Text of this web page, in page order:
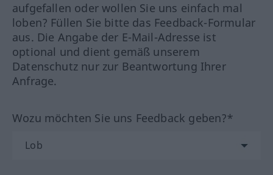
aufgefallen oder wollen Sie uns einfach mal
loben? Füllen Sie bitte das Feedback-Formular
aus. Die Angabe der E-Mail-Adresse ist
optional und dient gemäß unserem
Datenschutz nur zur Beantwortung Ihrer
Anfrage.
Wozu möchten Sie uns Feedback geben?*